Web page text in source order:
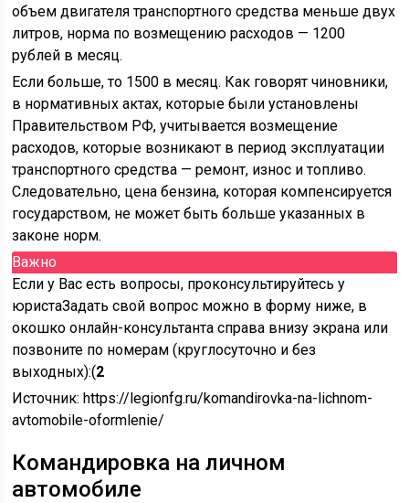
объем двигателя транспортного средства меньше двух
литров, норма по возмещению расходов — 1200
рублей в месяц.
Если больше, то 1500 в месяц. Как говорят чиновники,
в нормативных актах, которые были установлены
Правительством РФ, учитывается возмещение
расходов, которые возникают в период эксплуатации
транспортного средства — ремонт, износ и топливо.
Следовательно, цена бензина, которая компенсируется
государством, не может быть больше указанных в
законе норм.
Важно
Если у Вас есть вопросы, проконсультируйтесь у
юристаЗадать свой вопрос можно в форму ниже, в
окошко онлайн-консультанта справа внизу экрана или
позвоните по номерам (круглосуточно и без
выходных):(2
Источник:https://legionfg.ru/komandirovka-na-lichnom-
avtomobile-oformlenie/
Командировка на личном
автомобиле